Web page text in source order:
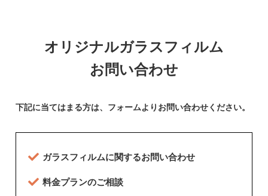
オリジナルガラスフィルム
お問い合わせ
下記に当てはまる方は、フォームよりお問い合わせください。
ガラスフィルムに関するお問い合わせ
料金プランのご相談